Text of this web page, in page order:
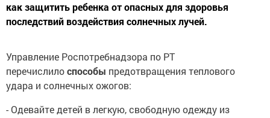
как защитить ребенка от опасных для здоровья
последствий воздействия солнечных лучей.
Управление Роспотребнадзора по РТ
перечислилоспособы предотвращения теплового
удара и солнечных ожогов:
- Одевайте детей в легкую, свободную одежду из